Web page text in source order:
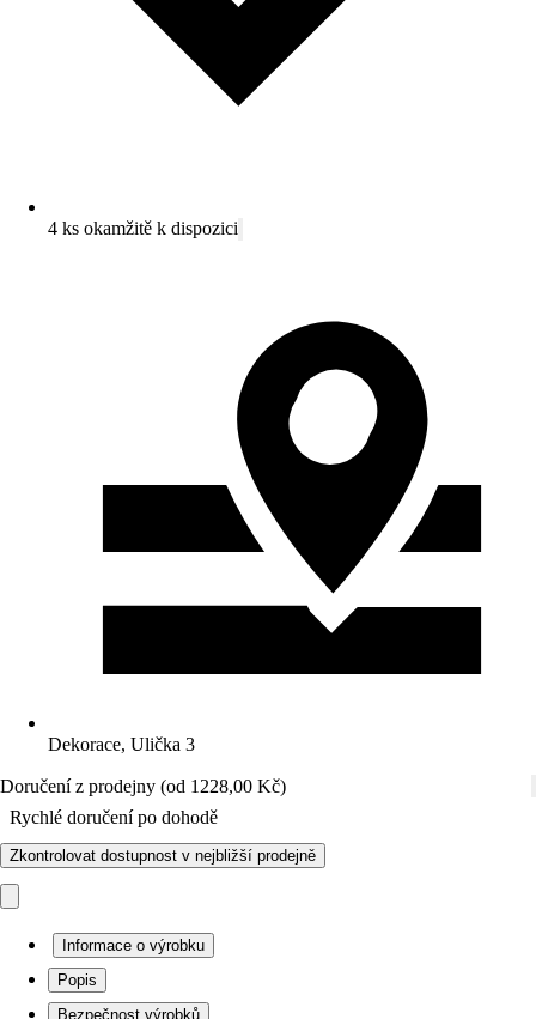
4 ks okamžitě k dispozici
Dekorace, Ulička 3
Doručení z prodejny (od 1228,00 Kč)
Rychlé doručení po dohodě
Zkontrolovat dostupnost v nejbližší prodejně
Informace o výrobku
Popis
Bezpečnost výrobků